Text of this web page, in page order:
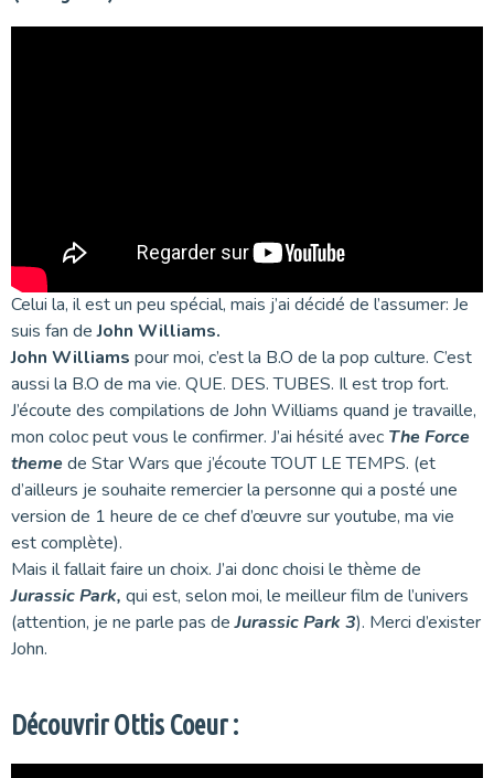
Celui la, il est un peu spécial, mais j’ai décidé de l’assumer: Je
suis fan deJohn Williams.
John Williams pour moi, c’est la B.O de la pop culture. C’est
aussi la B.O de ma vie. QUE. DES. TUBES. Il est trop fort.
J’écoute des compilations de John Williams quand je travaille,
mon coloc peut vous le confirmer. J’ai hésité avec The Force
themede Star Wars que j’écoute TOUT LE TEMPS. (et
d’ailleurs je souhaite remercier la personne qui a posté une
version de 1 heure de ce chef d’œuvre sur youtube, ma vie
est complète).
Mais il fallait faire un choix. J’ai donc choisi le thème de
Jurassic Park, qui est, selon moi, le meilleur film de l’univers
(attention, je ne parle pas deJurassic Park 3). Merci d’exister
John.
Découvrir Ottis Coeur :